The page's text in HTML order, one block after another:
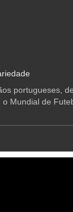
portugueses,
Mundial de